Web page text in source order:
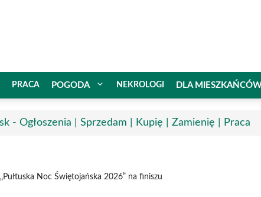
PRACA POGODA NEKROLOGI DLA
- Ogłoszenia | Sprzedam | Kupię | Zamienię | Praca
Noc Świętojańska 2026” na finiszu